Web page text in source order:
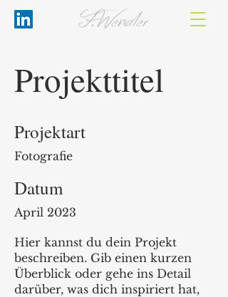
Projekttitel
Projektart
Fotografie
Datum
April 2023
Hier kannst du dein Projekt
beschreiben. Gib einen kurzen
Überblick oder gehe ins Detail
darüber, was dich inspiriert hat,